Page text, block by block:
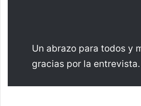
Un abrazo para todos y
gracias por la entrevista.